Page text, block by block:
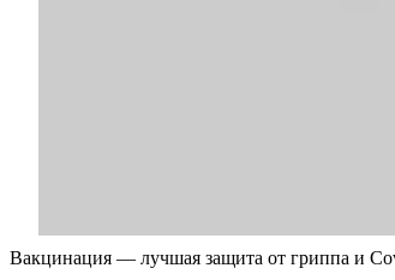
Вакцинация — лучшая защита от гриппа и